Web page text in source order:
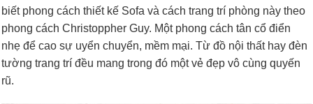
biết phong cách thiết kế Sofa và cách trang trí phòng này theo
phong cách Christoppher Guy. Một phong cách tân cổ điển
nhẹ để cao sự uyển chuyển, mềm mại. Từ đồ nội thất hay đèn
tường trang trí đều mang trong đó một vẻ đẹp vô cùng quyến
rũ.